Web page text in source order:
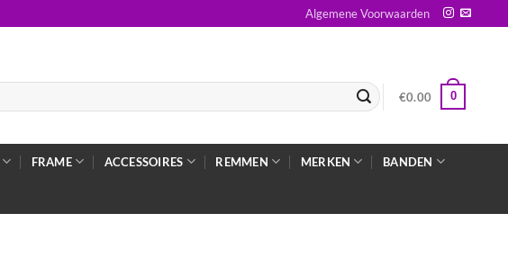
Algemene Voorwaarden
€0.00 0
FRAME ACCESSOIRES REMMEN MERKEN BANDEN